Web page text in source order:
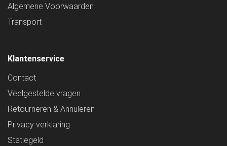
Algemene Voorwaarden
Transport
Klantenservice
Contact
Veelgestelde vragen
Retourneren & Annuleren
Privacy verklaring
Statiegeld